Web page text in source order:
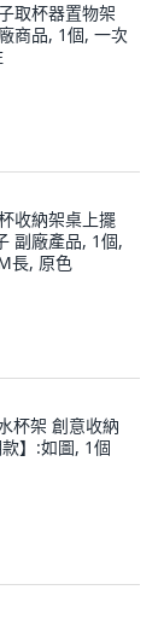
取杯器置物架
商品, 1個, 一次
收納架桌上擺
副廠產品, 1個,
長, 原色
杯架 創意收納
】:如圖, 1個